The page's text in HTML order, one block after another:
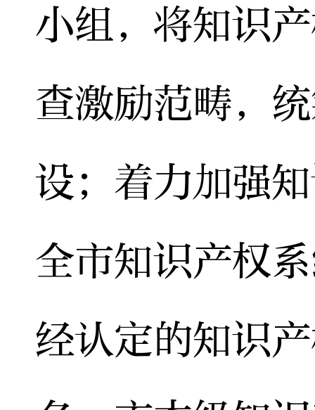
小组，将知识
查激励范畴，
设；着力加强
全市知识产权
经认定的知识